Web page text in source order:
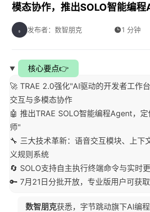
模态协作，推出SOLO智能编
发布者：数智朋克 1 分钟
核心要点👉
🚀 TRAE 2.0强化"AI驱动的开发者工作
交互与多模态协作
🤖 推出TRAE SOLO智能编程Agent，
师"
🔧 三大技术革新：语音交互模块、上下
义规则系统
🔄 SOLO支持自主执行终端命令与实时
🔑 7月21日分批开放，专业版用户可获
数智朋克获悉，字节跳动旗下AI编